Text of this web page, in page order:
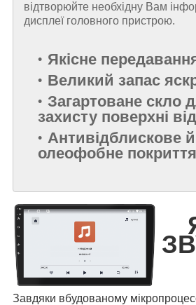
відтворюйте необхідну Вам
дисплеї головного пристрою.
Якісне
Великий запас
Загартоване скло
захисту поверхні
Антивідблискове й
олеофобне покриття
Завдяки вбудованому